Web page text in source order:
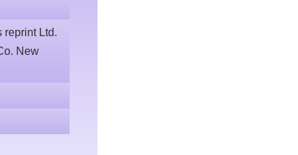
reprint Ltd.
New